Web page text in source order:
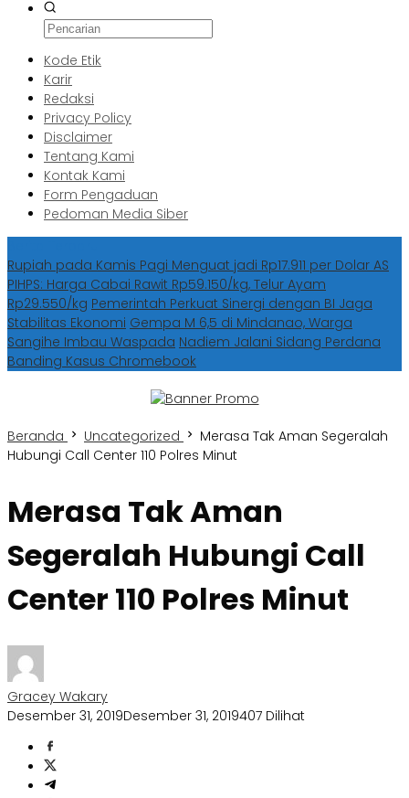
Kode Etik
Karir
Redaksi
Privacy Policy
Disclaimer
Tentang Kami
Kontak Kami
Form Pengaduan
Pedoman Media Siber
Rupiah pada Kamis Pagi Menguat jadi Rp17.911 per Dolar AS
PIHPS: Harga Cabai Rawit Rp59.150/kg, Telur Ayam
Rp29.550/kg Pemerintah Perkuat Sinergi dengan BI Jaga
Stabilitas Ekonomi Gempa M 6,5 di Mindanao, Warga
Sangihe Imbau Waspada Nadiem Jalani Sidang Perdana
Banding Kasus Chromebook
Beranda Uncategorized
Merasa Tak Aman Segeralah
Hubungi Call Center 110 Polres Minut
Merasa Tak Aman
Segeralah Hubungi Call
Center 110 Polres Minut
Gracey Wakary
Desember 31, 2019Desember 31, 2019407 Dilihat